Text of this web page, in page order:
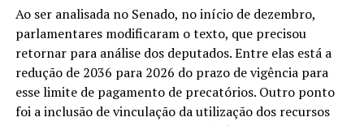
Ao ser analisada no Senado, no início de dezembro,
parlamentares modificaram o texto, que precisou
retornar para análise dos deputados. Entre elas está a
redução de 2036 para 2026 do prazo de vigência para
esse limite de pagamento de precatórios. Outro ponto
foi a inclusão de vinculação da utilização dos recursos